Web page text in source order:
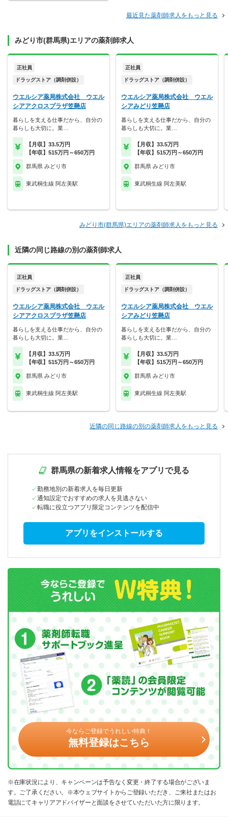
最近見た薬剤師求人をもっと見る
みどり市(群馬県)エリアの薬剤師求人
正社員
ドラッグストア（調剤併設）
ウエルシア薬局株式会社 ウエル
シアアクロスプラザ笠懸店
暮らしを支える仕事だから、自分の
暮らしも大切に。業…
【月収】33.5万円
【年収】515万円～650万円
群馬県 みどり市
東武桐生線 阿左美駅
正社員
ドラッグストア（調剤併設）
ウエルシア薬局株式会社 ウエル
シアみどり笠懸店
暮らしを支える仕事だから、自分の
暮らしも大切に。業…
【月収】33.5万円
【年収】515万円～650万円
群馬県 みどり市
東武桐生線 阿左美駅
みどり市(群馬県)エリアの薬剤師求人をもっと見る
近隣の同じ路線の別の薬剤師求人
正社員
ドラッグストア（調剤併設）
ウエルシア薬局株式会社 ウエル
シアアクロスプラザ笠懸店
暮らしを支える仕事だから、自分の
暮らしも大切に。業…
【月収】33.5万円
【年収】515万円～650万円
群馬県 みどり市
東武桐生線 阿左美駅
正社員
ドラッグストア（調剤併設）
ウエルシア薬局株式会社 ウエル
シアみどり笠懸店
暮らしを支える仕事だから、自分の
暮らしも大切に。業…
【月収】33.5万円
【年収】515万円～650万円
群馬県 みどり市
東武桐生線 阿左美駅
近隣の同じ路線の別の薬剤師求人をもっと見る
群馬県の新着求人情報をアプリで見る
勤務地別の新着求人を毎日更新
通知設定でおすすめの求人を見逃さない
転職に役立つアプリ限定コンテンツを配信中
アプリをインストールする
今ならご登録でうれしい特典！
無料登録はこちら
※在庫状況により、キャンペーンは予告なく変更・終了する場合がございま
す。ご了承ください。※本ウェブサイトからご登録いただき、ご来社またはお
電話にてキャリアアドバイザーと面談をさせていただいた方に限ります。